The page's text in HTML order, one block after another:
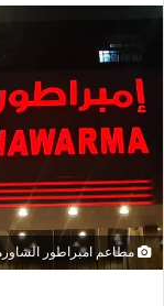
مطاعم امبراطور